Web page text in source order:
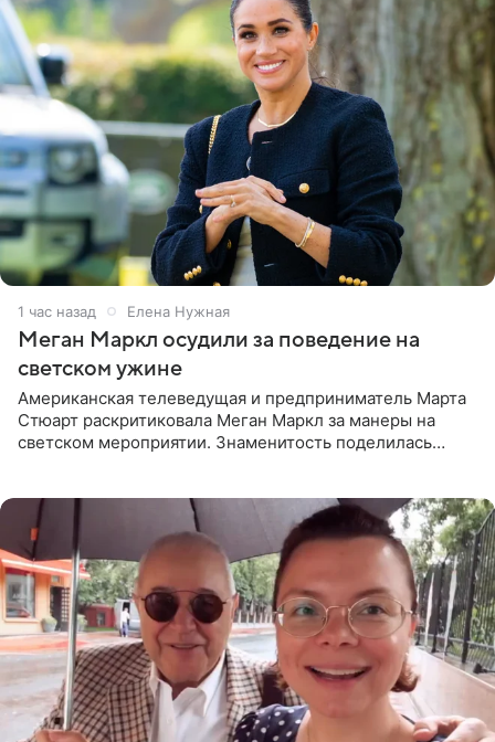
1 час назад Елена Нужная
Меган Маркл осудили за поведение на
светском ужине
Американская телеведущая и предприниматель Марта
Стюарт раскритиковала Меган Маркл за манеры на
светском мероприятии. Знаменитость поделилась